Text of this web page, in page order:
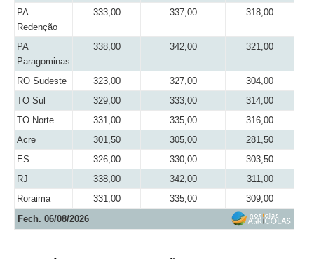
PA
Redenção
333,00 337,00 318,00
PA
Paragominas
338,00 342,00 321,00
RO Sudeste 323,00 327,00
304,00
TO Sul
329,00 333,00
314,00
TO Norte
331,00 335,00
316,00
Acre
301,50 305,00
281,50
ES
326,00 330,00
303,50
RJ
338,00 342,00
311,00
Roraima
331,00 335,00
309,00
Fech. 06/08/2026